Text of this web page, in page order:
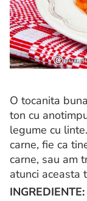
O tocanita
ton cu
legume cu
carne, fie ca
carne, sau am
atunci aceasta
INGREDIENTE: